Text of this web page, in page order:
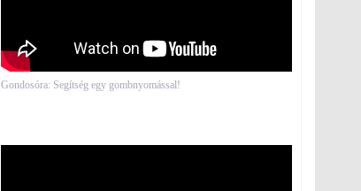
Gondosóra: Segítség egy gombnyomással!